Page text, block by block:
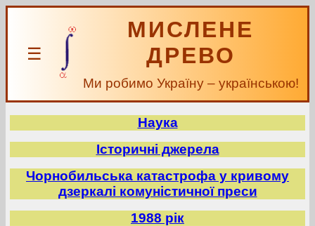
☰
МИСЛЕНЕ
ДРЕВО
Ми робимо Україну – українською!
Наука
Історичні джерела
Чорнобильська катастрофа у кривому
дзеркалі комуністичної преси
1988 рік